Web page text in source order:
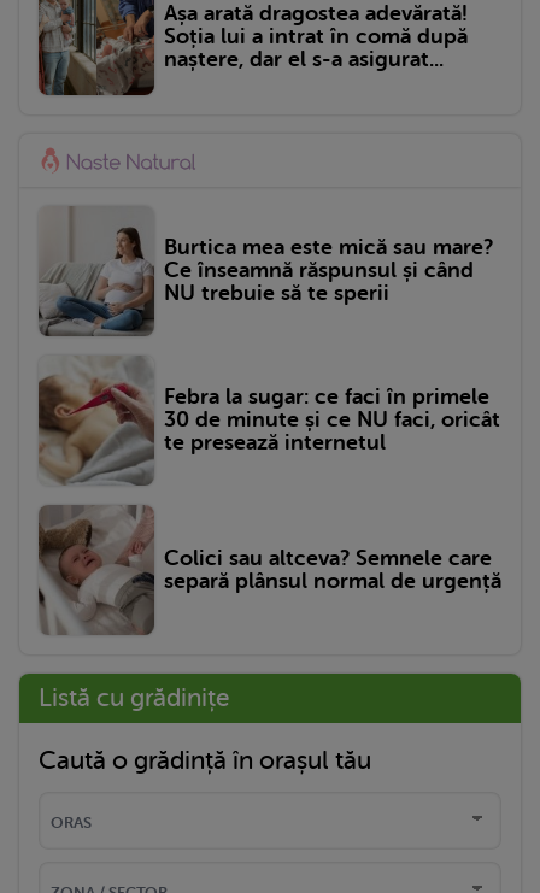
Așa arată dragostea adevărată!
Soția lui a intrat în comă după
naștere, dar el s-a asigurat...
Burtica mea este mică sau mare?
Ce înseamnă răspunsul și când
NU trebuie să te sperii
Febra la sugar: ce faci în primele
30 de minute și ce NU faci, oricât
te presează internetul
Colici sau altceva? Semnele care
separă plânsul normal de urgență
Listă cu grădinițe
Caută o grădință în orașul tău